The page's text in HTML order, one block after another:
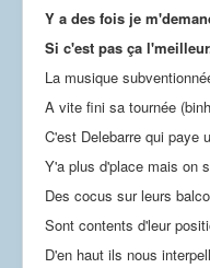
Y a des fois je
Si c'est pas ça
La musique
A vite fini sa tournée
C'est Delebarre qui paye
Y'a plus d'place mais on
Des cocus sur leurs
Sont contents d'leur
D'en haut ils nous